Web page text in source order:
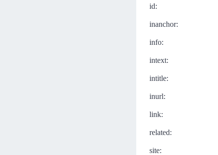
id:
inanchor:
info:
intext:
intitle:
inurl:
link:
related:
site: